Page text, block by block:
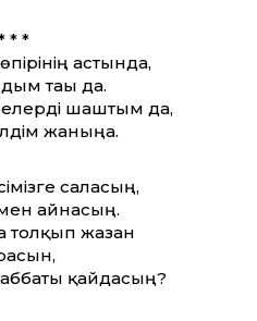
* *
астында,
тағы да.
шаштым да,
жаныңа.
саласың,
айнасың.
жазған
қайдасың?